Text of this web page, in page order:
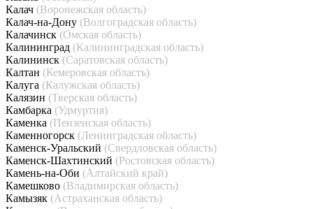
Калач (Воронежская область)
Калач-на-Дону (Волгоградская область)
Калачинск (Омская область)
Калининград (Калининградская область)
Калининск (Саратовская область)
Калтан (Кемеровская область)
Калуга (Калужская область)
Калязин (Тверская область)
Камбарка (Удмуртия)
Каменка (Пензенская область)
Каменногорск (Ленинградская область)
Каменск-Уральский (Свердловская область)
Каменск-Шахтинский (Ростовская область)
Камень-на-Оби (Алтайский край)
Камешково (Владимирская область)
Камызяк (Астраханская область)